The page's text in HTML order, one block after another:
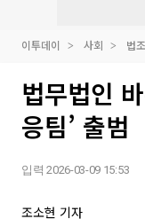
이투데이 사회 법조
법무법인
응팀’ 출범
입력 2026-03-09 15:53
조소현 기자